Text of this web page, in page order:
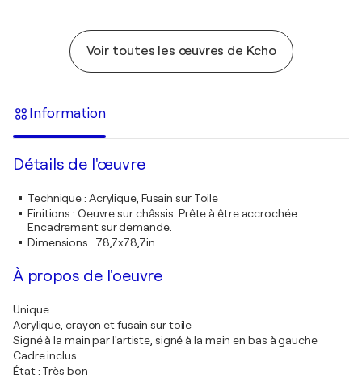
Voir toutes les œuvres de Kcho
Information
Détails de l'œuvre
Technique: Acrylique, Fusain sur Toile
Finitions : Oeuvre sur châssis. Prête à être accrochée.
Encadrement sur demande.
Dimensions : 78,7x78,7in
À propos de l'oeuvre
Unique
Acrylique, crayon et fusain sur toile
Signé à la main par l'artiste, signé à la main en bas à gauche
Cadre inclus
État : Très bon